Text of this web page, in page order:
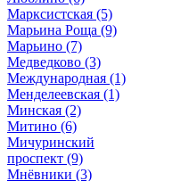
Марксистская (5)
Марьина Роща (9)
Марьино (7)
Медведково (3)
Международная (1)
Менделеевская (1)
Минская (2)
Митино (6)
Мичуринский
проспект (9)
Мнёвники (3)